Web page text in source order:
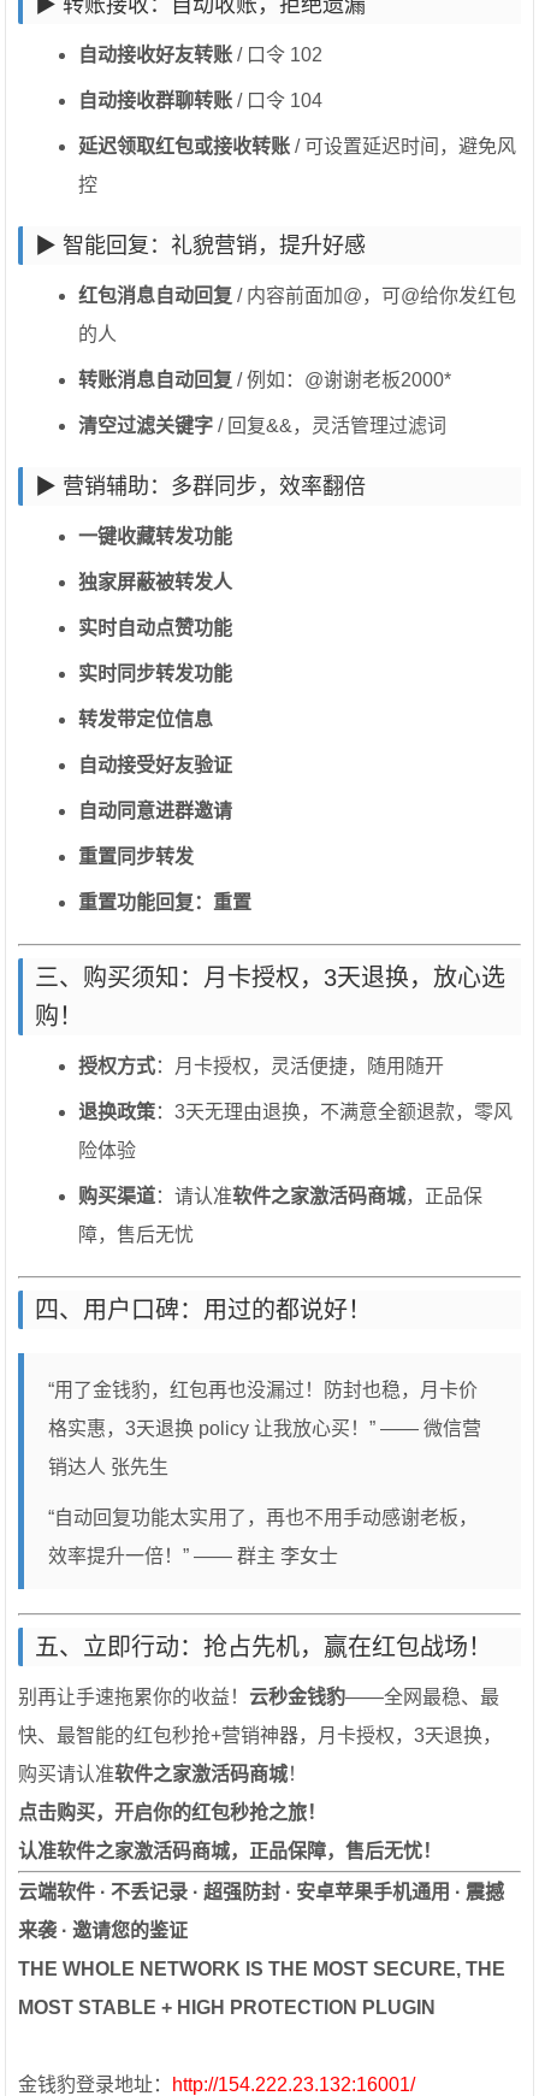
▶ 转账接收：自动收账，拒绝遗漏
自动接收好友转账 / 口令 102
自动接收群聊转账 / 口令 104
延迟领取红包或接收转账 / 可设置延迟时间，避免风
控
▶ 智能回复：礼貌营销，提升好感
红包消息自动回复 / 内容前面加@，可@给你发红包
的人
转账消息自动回复 / 例如：@谢谢老板2000*
清空过滤关键字 / 回复&&，灵活管理过滤词
▶ 营销辅助：多群同步，效率翻倍
一键收藏转发功能
独家屏蔽被转发人
实时自动点赞功能
实时同步转发功能
转发带定位信息
自动接受好友验证
自动同意进群邀请
重置同步转发
重置功能回复：重置
三、购买须知：月卡授权，3天退换，放心选
购！
授权方式：月卡授权，灵活便捷，随用随开
退换政策：3天无理由退换，不满意全额退款，零风
险体验
购买渠道：请认准软件之家激活码商城，正品保
障，售后无忧
四、用户口碑：用过的都说好！
“用了金钱豹，红包再也没漏过！防封也稳，月卡价
格实惠，3天退换 policy 让我放心买！” —— 微信营
销达人 张先生
“自动回复功能太实用了，再也不用手动感谢老板，
效率提升一倍！” —— 群主 李女士
五、立即行动：抢占先机，赢在红包战场！
别再让手速拖累你的收益！ 云秒金钱豹——全网最稳、最
快、最智能的红包秒抢+营销神器，月卡授权，3天退换，
购买请认准软件之家激活码商城！
点击购买，开启你的红包秒抢之旅！
认准软件之家激活码商城，正品保障，售后无忧！
云端软件 · 不丢记录 · 超强防封 · 安卓苹果手机通用 · 震撼
来袭 · 邀请您的鉴证
THE WHOLE NETWORK IS THE MOST SECURE, THE
MOST STABLE + HIGH PROTECTION PLUGIN
金钱豹登录地址： http://154.222.23.132:16001/